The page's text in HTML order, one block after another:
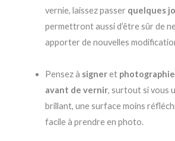
vernie, laissez passer quelques
permettront aussi d’être sûr de
apporter de nouvelles
Pensez à signeret
avant de vernir, surtout si vous
brillant, une surface moins
facile à prendre en photo.